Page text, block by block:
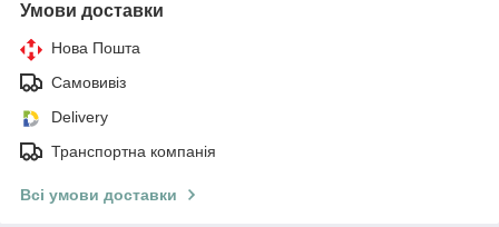
Умови доставки
Нова Пошта
Самовивіз
Delivery
Транспортна компанія
Всі умови доставки